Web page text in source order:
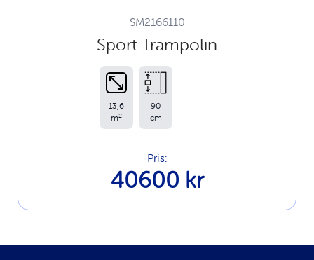
SM2166110
Sport Trampolin
13,6
m2
90
cm
Pris:
40600 kr